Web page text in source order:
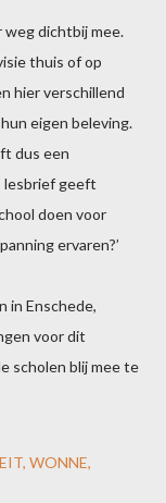
weg dichtbij mee.
thuis of op
hier verschillend
eigen beleving.
dus een
lesbrief geeft
doen voor
ervaren?’
in Enschede,
voor dit
scholen blij mee te
WONNE